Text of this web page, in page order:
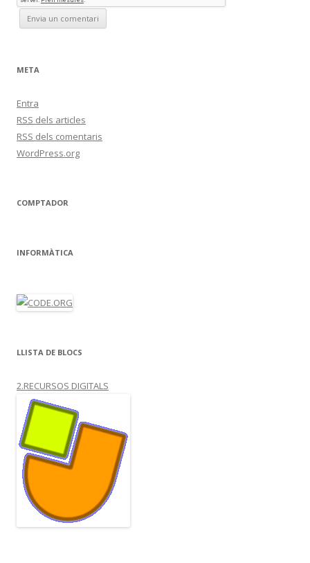
META
Entra
RSS dels articles
RSS dels comentaris
WordPress.org
COMPTADOR
INFORMÀTICA
LLISTA DE BLOCS
2.RECURSOS DIGITALS